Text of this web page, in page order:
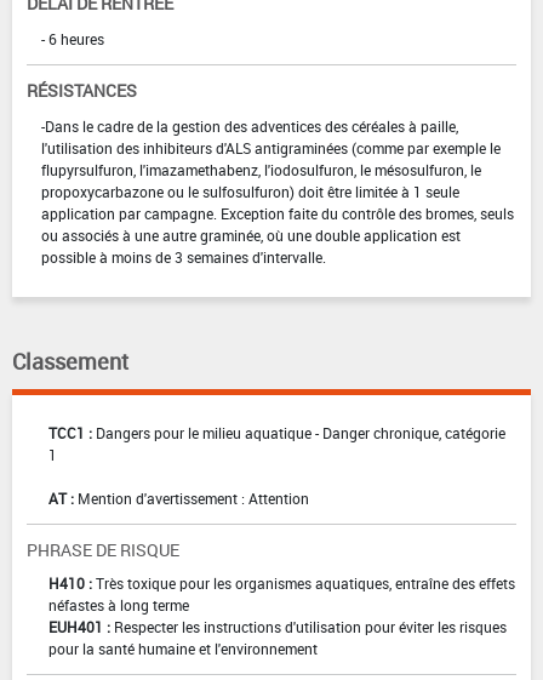
- 6 heures
RÉSISTANCES
-Dans le cadre de la gestion des adventices des céréales à paille,
l'utilisation des inhibiteurs d'ALS antigraminées (comme par exemple le
flupyrsulfuron, l'imazamethabenz, l'iodosulfuron, le mésosulfuron, le
propoxycarbazone ou le sulfosulfuron) doit être limitée à 1 seule
application par campagne. Exception faite du contrôle des bromes, seuls
ou associés à une autre graminée, où une double application est
possible à moins de 3 semaines d'intervalle.
Classement
TCC1 : Dangers pour le milieu aquatique - Danger chronique, catégorie
1
AT : Mention d'avertissement : Attention
PHRASE DE RISQUE
H410 :Très toxique pour les organismes aquatiques, entraîne des effets
néfastes à long terme
EUH401 : Respecter les instructions d'utilisation pour éviter les risques
pour la santé humaine et l'environnement